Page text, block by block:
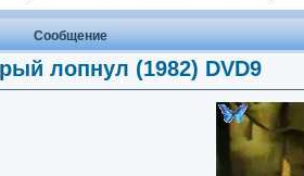
Сообщение
лопнул (1982) DVD9